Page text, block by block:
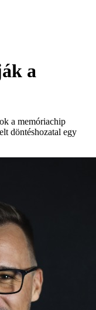
a
a memóriachip
döntéshozatal egy